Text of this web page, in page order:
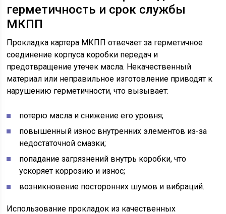
герметичность и срок службы
МКПП
Прокладка картера МКПП отвечает за герметичное
соединение корпуса коробки передач и
предотвращение утечек масла. Некачественный
материал или неправильное изготовление приводят к
нарушению герметичности, что вызывает:
потерю масла и снижение его уровня;
повышенный износ внутренних элементов из-за
недостаточной смазки;
попадание загрязнений внутрь коробки, что
ускоряет коррозию и износ;
возникновение посторонних шумов и вибраций.
Использование прокладок из качественных